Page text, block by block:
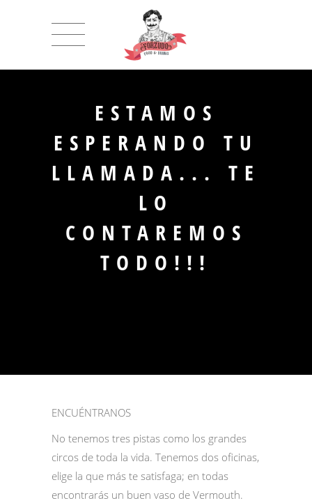
ESTAMOS
ESPERANDO TU
LLAMADA... TE
LO
CONTAREMOS
TODO!!!
ENCUÉNTRANOS
No tenemos tres pistas como los grandes
circos de toda la vida. Tenemos dos oficinas,
elige la que más te satisfaga; en todas
encontrarás un buen vaso de Vermouth.